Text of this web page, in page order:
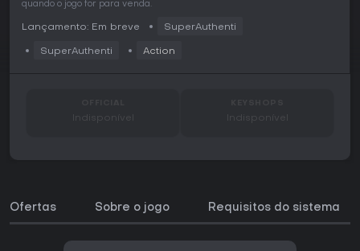
quando o jogo for para venda.
Lançamento: Em breve SuperAuthenti
SuperAuthenti Action
Indisponível Indisponível
Ofertas Sobre o jogo Requisitos do sistema